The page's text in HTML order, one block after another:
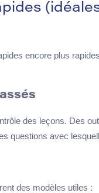
encore plus
des leçons. Des
questions avec
des modèles utiles :